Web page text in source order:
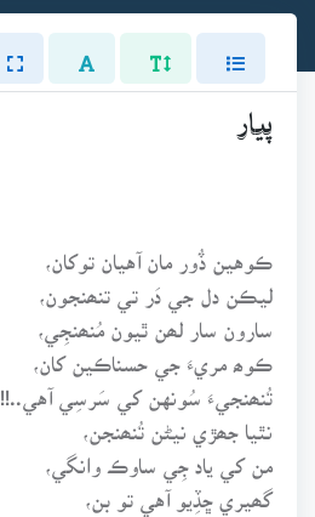
پيار
ڪوهين ڏُور مان آهيان توکان،
ليڪن دل جي دَر تي تنھنجون،
سارون سار لھن ٿيون مُنھنجِي،
ڪوھ مريءَ جي حسناڪين کان،
تُنھنجيءَ سُونهن کي سَرسِي آهي..!!
نٿيا جھڙي نيڻن تُنھنجن،
من کي ياد جِي ساوڪ وانگي،
گھيري ڇڏِيو آهي تو بن،